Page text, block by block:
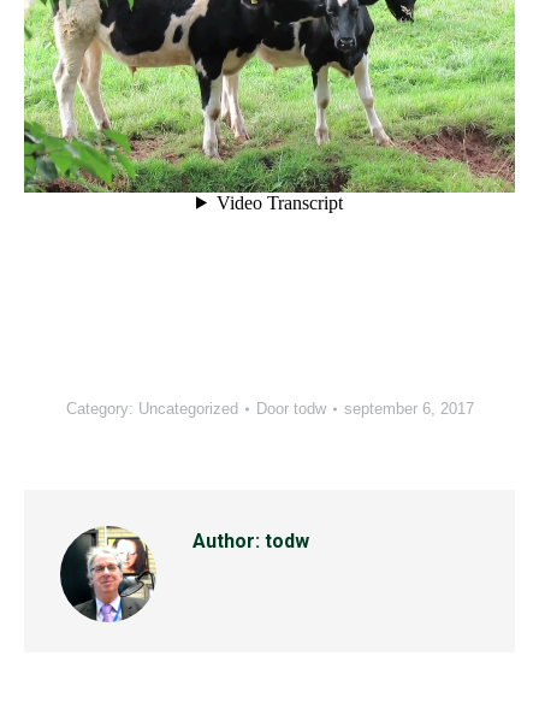
Category: Uncategorized Door todw september 6, 2017
Author: todw